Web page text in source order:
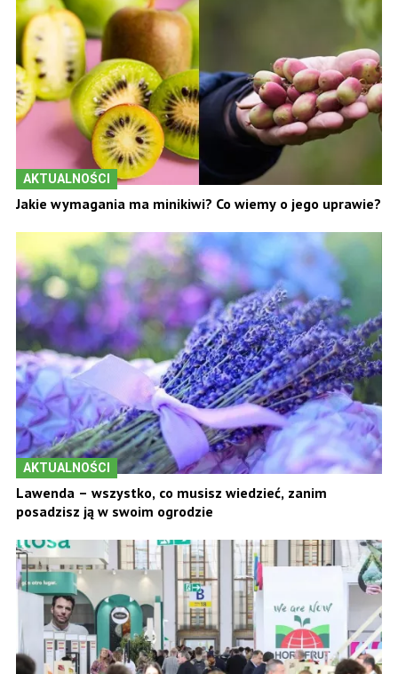
AKTUALNOŚCI
Jakie wymagania ma minikiwi? Co wiemy o jego uprawie?
AKTUALNOŚCI
Lawenda – wszystko, co musisz wiedzieć, zanim
posadzisz ją w swoim ogrodzie